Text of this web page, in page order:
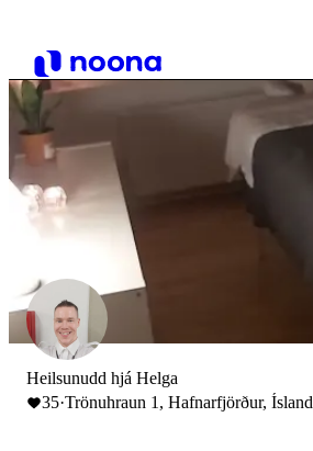
Heilsunudd hjá Helga
35·Trönuhraun 1, Hafnarfjörður, Ísland